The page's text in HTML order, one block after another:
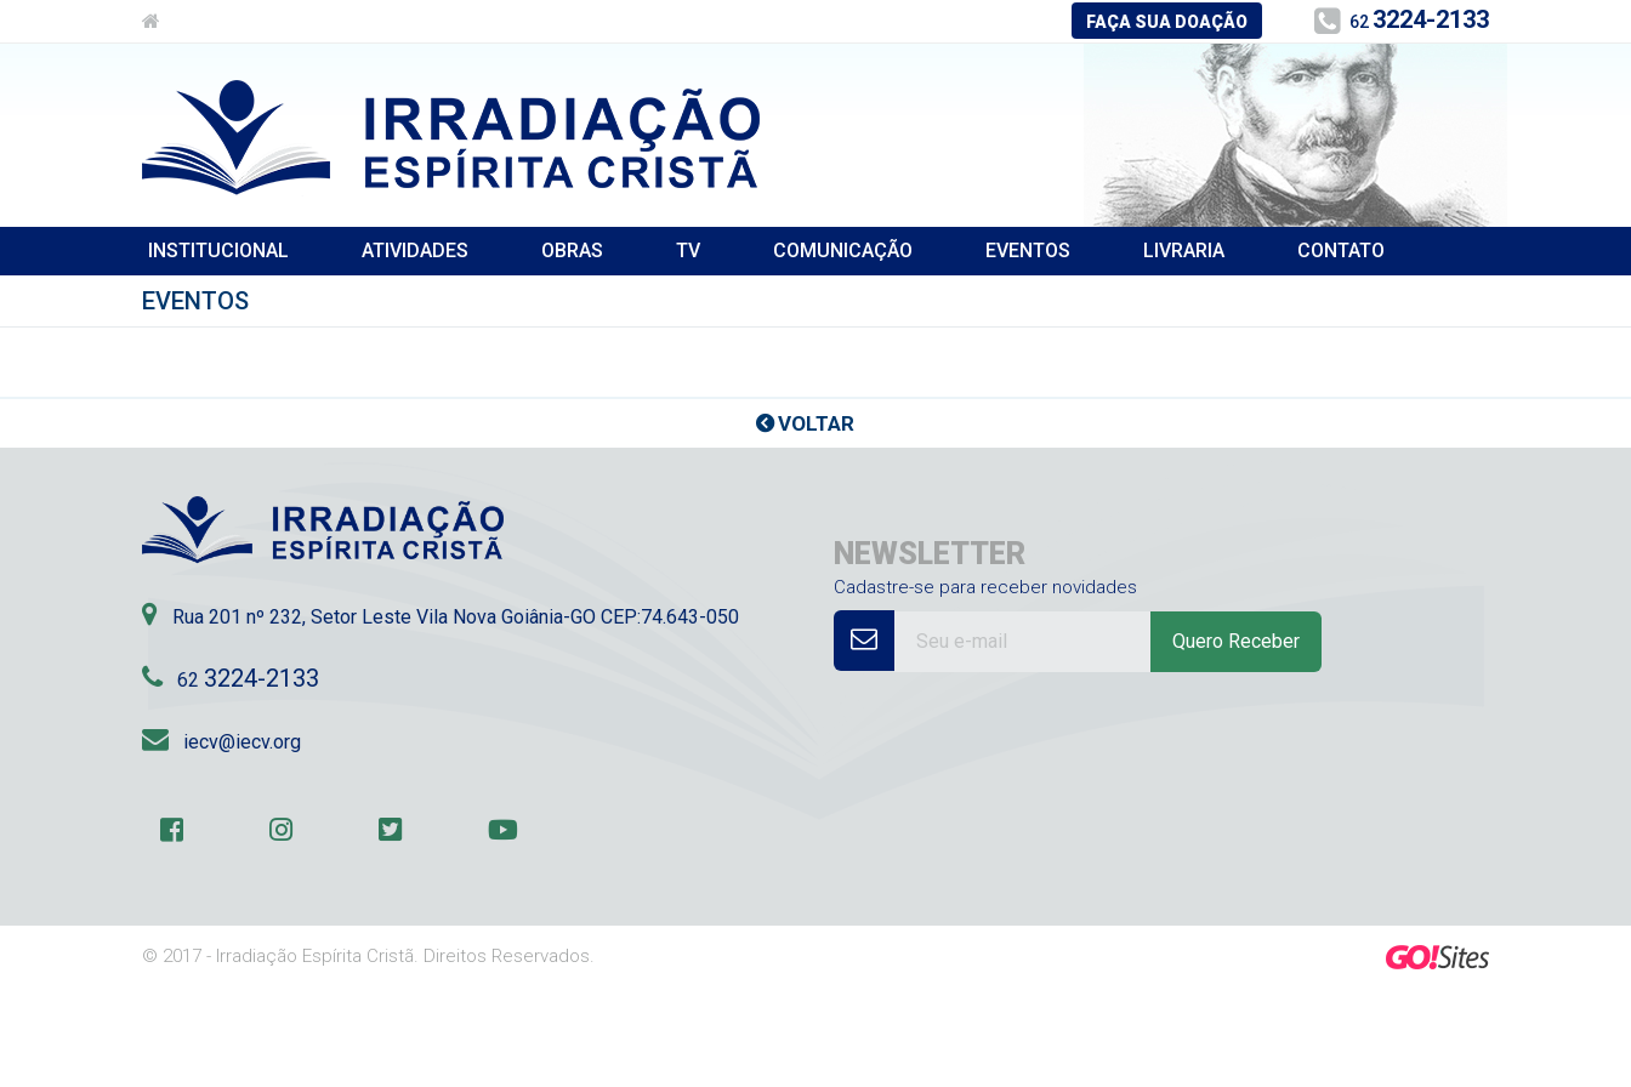
FAÇA SUA DOAÇÃO 62 3224-2133
INSTITUCIONAL ATIVIDADES OBRAS TV COMUNICAÇÃO EVENTOS LIVRARIA CONTATO
EVENTOS
VOLTAR
Rua 201 nº 232, Setor Leste Vila Nova Goiânia-GO CEP:74.643-050
62 3224-2133
iecv@iecv.org
NEWSLETTER
Cadastre-se para receber novidades
© 2017 - Irradiação Espírita Cristã. Direitos Reservados.